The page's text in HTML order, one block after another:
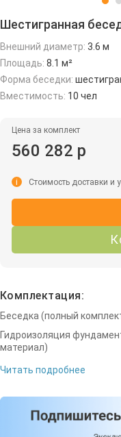
Шестигранная
Внешний диаметр: 3.6 м
Площадь: 8.1 м²
Форма беседки:
Вместимость: 10 чел
Цена за комплект
560 282 р
i Стоимость доставки и
Комплектация:
Беседка (полный
Гидроизоляция
материал)
Читать подробнее